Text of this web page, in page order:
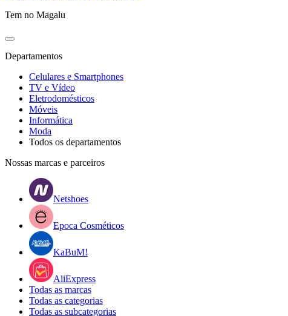
Tem no Magalu
Departamentos
Celulares e Smartphones
TV e Vídeo
Eletrodomésticos
Móveis
Informática
Moda
Todos os departamentos
Nossas marcas e parceiros
Netshoes
Epoca Cosméticos
KaBuM!
AliExpress
Todas as marcas
Todas as categorias
Todas as subcategorias